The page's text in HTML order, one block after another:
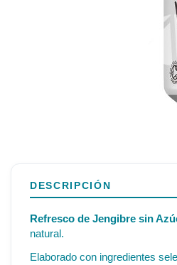
DESCRIPCIÓN
Refresco de Jengibre sin
natural.
Elaborado con ingredientes